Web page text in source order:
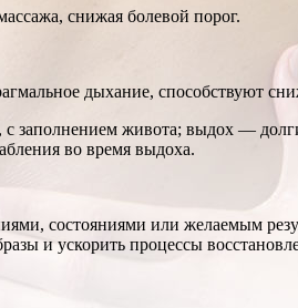
снижая болевой порог.
дыхание, способствуют
живота; выдох —
во время выдоха.
состояниями или желаемым
и ускорить процессы